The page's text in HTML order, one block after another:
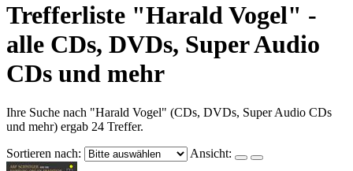
Trefferliste "Harald Vogel" -
alle CDs, DVDs, Super Audio
CDs und mehr
Ihre Suche nach "Harald Vogel" (CDs, DVDs, Super Audio CDs
und mehr) ergab 24 Treffer.
Sortieren nach:
Ansicht: